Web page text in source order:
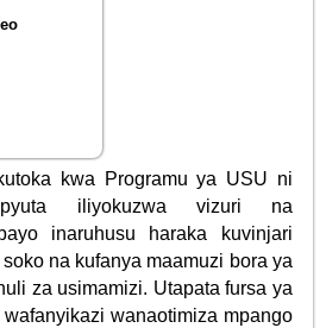
kwa Programu ya USU ni
iliyokuzwa vizuri na
inaruhusu haraka kuvinjari
na kufanya maamuzi bora ya
za usimamizi. Utapata fursa ya
wanaotimiza mpango